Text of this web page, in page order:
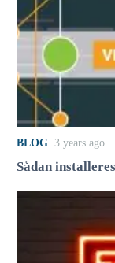
BLOG 3 years ago
Sådan